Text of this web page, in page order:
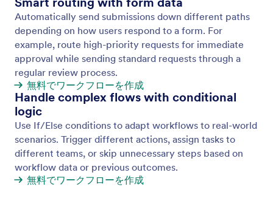
Automatically send submissions down different paths
depending on how users respond to a form. For
example, route high-priority requests for immediate
approval while sending standard requests through a
regular review process.
無料でワークフローを作成
Handle complex flows with conditional
logic
Use If/Else conditions to adapt workflows to real-world
scenarios. Trigger different actions, assign tasks to
different teams, or skip unnecessary steps based on
workflow data or previous outcomes.
無料でワークフローを作成